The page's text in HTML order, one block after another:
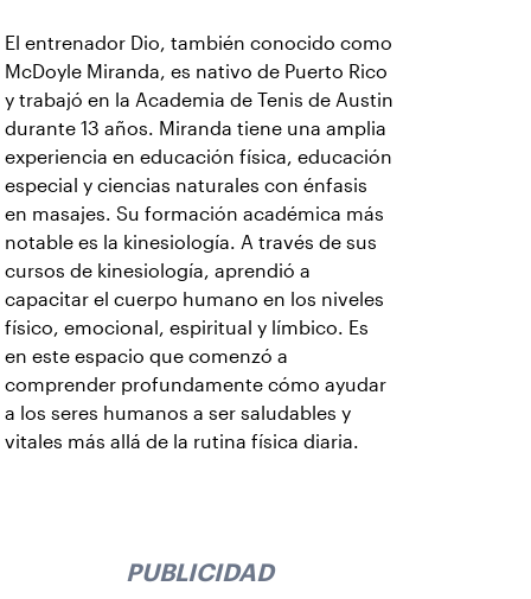
El entrenador Dio, también conocido como
McDoyle Miranda, es nativo de Puerto Rico
y trabajó en la Academia de Tenis de Austin
durante 13 años. Miranda tiene una amplia
experiencia en educación física, educación
especial y ciencias naturales con énfasis
en masajes. Su formación académica más
notable es la kinesiología. A través de sus
cursos de kinesiología, aprendió a
capacitar el cuerpo humano en los niveles
físico, emocional, espiritual y límbico. Es
en este espacio que comenzó a
comprender profundamente cómo ayudar
a los seres humanos a ser saludables y
vitales más allá de la rutina física diaria.
PUBLICIDAD